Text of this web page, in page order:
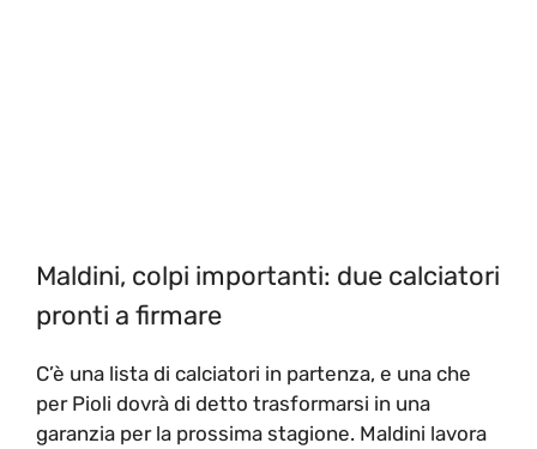
Maldini, colpi importanti: due calciatori
pronti a firmare
C’è una lista di calciatori in partenza, e una che
per Pioli dovrà di detto trasformarsi in una
garanzia per la prossima stagione. Maldini lavora